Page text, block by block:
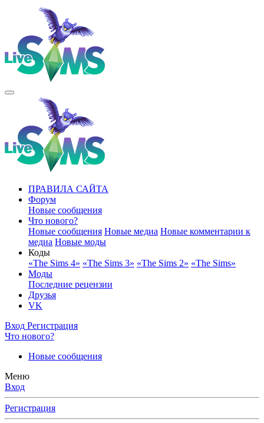
ПРАВИЛА САЙТА
Форум
Новые сообщения
Что нового?
Новые сообщения Новые медиа Новые комментарии к
медиа Новые моды
Коды
«The Sims 4» «The Sims 3» «The Sims 2» «The Sims»
Моды
Последние рецензии
Друзья
VK
Вход Регистрация
Что нового?
Новые сообщения
Меню
Вход
Регистрация